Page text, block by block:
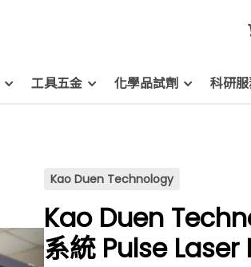
工具五金 化學品試劑 科研
Kao Duen Technology
Kao Duen
系統 Pulse